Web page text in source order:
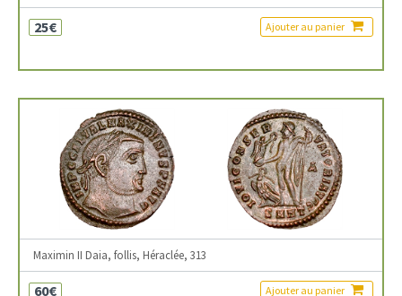
25€ Ajouter au panier
Maximin II Daia, follis, Héraclée, 313
60€ Ajouter au panier